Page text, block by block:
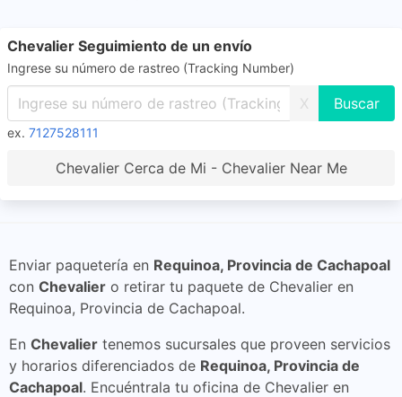
Chevalier Seguimiento de un envío
Ingrese su número de rastreo (Tracking Number)
X
ex. 7127528111
Chevalier Cerca de Mi - Chevalier Near Me
Enviar paquetería en Requinoa, Provincia de Cachapoal
con Chevalier o retirar tu paquete de Chevalier en
Requinoa, Provincia de Cachapoal.
En Chevalier tenemos sucursales que proveen servicios
y horarios diferenciados de Requinoa, Provincia de
Cachapoal. Encuéntrala tu oficina de Chevalier en